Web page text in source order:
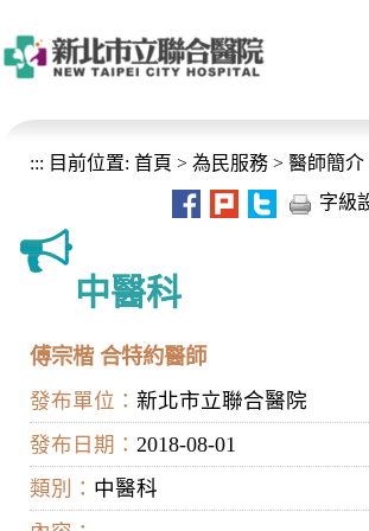
::: 目前位置: 首頁 > 為民服務 > 醫師簡介
字級
中醫科
傅宗楷 合特約醫師
發布單位： 新北市立聯合醫院
發布日期： 2018-08-01
類別： 中醫科